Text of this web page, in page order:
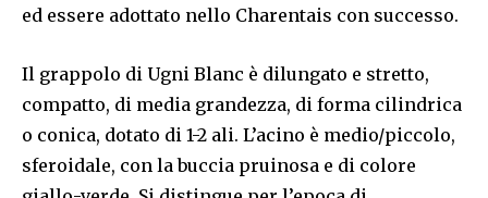
ed essere adottato nello Charentais con successo.
Il grappolo di Ugni Blanc è dilungato e stretto,
compatto, di media grandezza, di forma cilindrica
o conica, dotato di 1-2 ali. L’acino è medio/piccolo,
sferoidale, con la buccia pruinosa e di colore